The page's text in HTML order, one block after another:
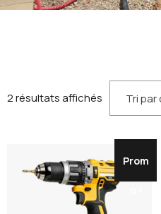
2 résultats affichés
Prom